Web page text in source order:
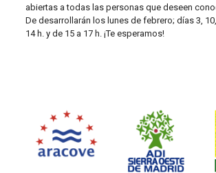
abiertas a todas las personas que deseen
De desarrollarán los lunes de febrero; días 3,
14 h. y de 15 a 17 h. ¡Te esperamos!